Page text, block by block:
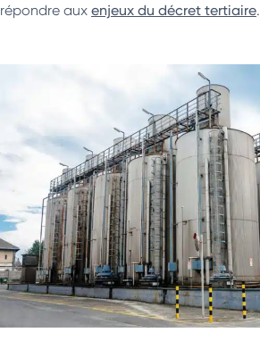
répondre aux enjeux du décret tertiaire.